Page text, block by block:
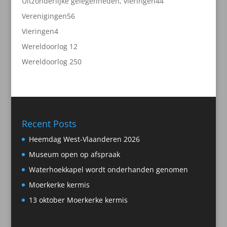
Verenigingen5656
Vieringen44
producten
Wereldoorlog 122
producten
Wereldoorlog 25050
Recent Posts
Heemdag West-Vlaanderen 2026
Museum open op afspraak
Waterhoekkapel wordt onderhanden genomen
Moerkerke kermis
13 oktober Moerkerke kermis